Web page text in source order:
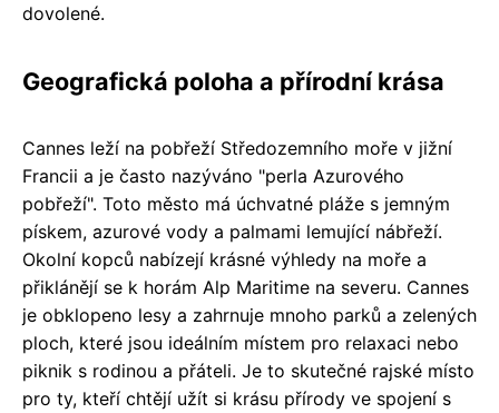
dovolené.
Geografická poloha a přírodní krása
Cannes leží na pobřeží Středozemního moře v jižní
Francii a je často nazýváno "perla Azurového
pobřeží". Toto město má úchvatné pláže s jemným
pískem, azurové vody a palmami lemující nábřeží.
Okolní kopců nabízejí krásné výhledy na moře a
přiklánějí se k horám Alp Maritime na severu. Cannes
je obklopeno lesy a zahrnuje mnoho parků a zelených
ploch, které jsou ideálním místem pro relaxaci nebo
piknik s rodinou a přáteli. Je to skutečné rajské místo
pro ty, kteří chtějí užít si krásu přírody ve spojení s